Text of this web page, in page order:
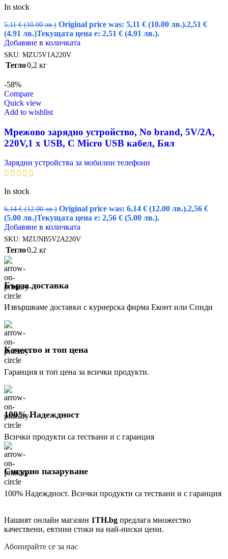
In stock
5,11€ (10.00 лв.) Original price was: 5,11 € (10.00 лв.).2,51 €
(4.91 лв.)Текущата цена е: 2,51 € (4.91 лв.).
Добавяне в количката
SKU: MZU5V1A220V
Тегло0,2 кг
-58%
Compare
Quick view
Add to wishlist
Мрежово зарядно устройство, No brand, 5V/2A,
220V,1 x USB, С Micro USB кабел, Бял
Зарядни устройства за мобилни телефони
In stock
6,14€ (12.00 лв.) Original price was: 6,14 € (12.00 лв.).2,56 €
(5.00 лв.)Текущата цена е: 2,56 € (5.00 лв.).
Добавяне в количката
SKU: MZUNB5V2A220V
Тегло0,2 кг
Бърза доставка
Извършваме доставки с куриерска фирма Еконт или Спиди
Качество и топ цена
Гаранция и топ цена за всички продукти.
100% Надеждност
Всички продукти са тествани и с гаранция
Сигурно пазаруване
100% Надеждност. Всички продукти са тествани и с гаранция
Нашият онлайн магазин 1TH.bg предлага множество
качествени, евтини стоки на най-ниски цени.
Абонирайте се за нас